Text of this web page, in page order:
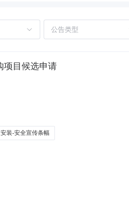
项目候选申请
装-安全宣传条幅